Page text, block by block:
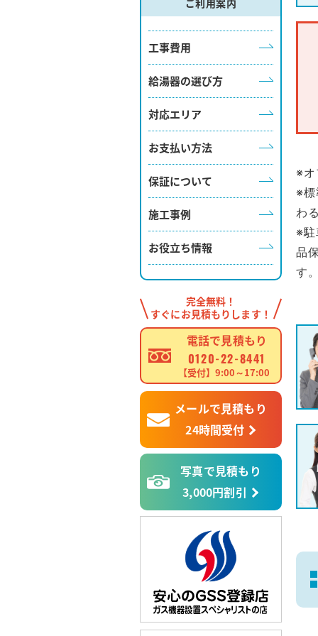
ご利用案内
工事費用
給湯器の選び方
対応エリア
お支払い方法
保証について
施工事例
お役立ち情報
完全無料！
すぐにお見積もりします！
電話で見積もり
0120-22-8441
【受付】9:00～17:00
メールで見積もり
24時間受付
写真で見積もり
3,000円割引
※オ
※標
わ
※駐
品
す